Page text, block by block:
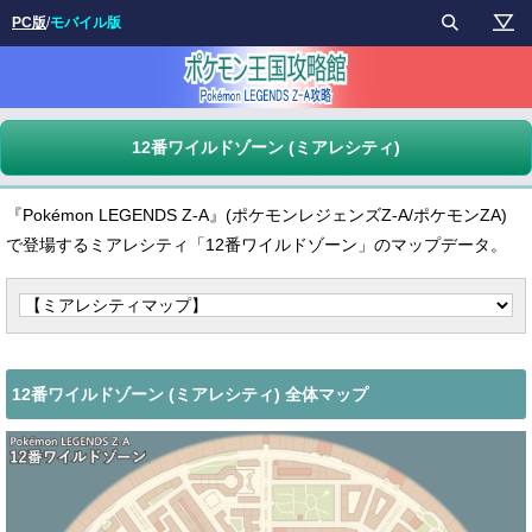
12番ワイルドゾーン (ミアレシティ)
『Pokémon LEGENDS Z-A』(ポケモンレジェンズZ-A/ポケモンZA)
で登場するミアレシティ「12番ワイルドゾーン」のマップデータ。
12番ワイルドゾーン (ミアレシティ) 全体マップ
PC版/モバイル版